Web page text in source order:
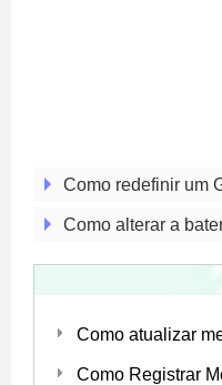
Como redefinir um
Como alterar a
Como atualizar
Como Registrar